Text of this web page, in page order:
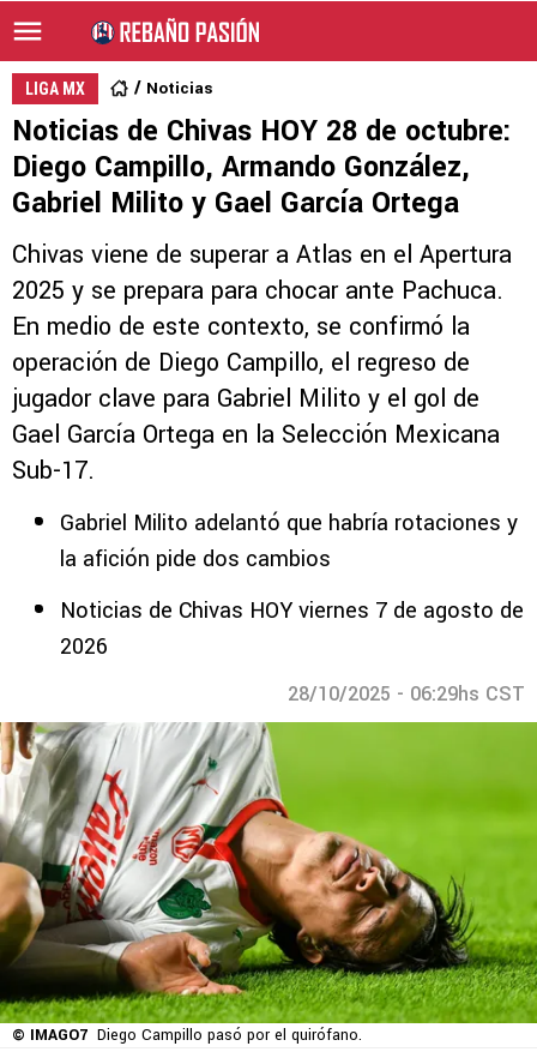
LIGA MX Noticias
Noticias de Chivas HOY 28 de octubre:
Diego Campillo, Armando González,
Gabriel Milito y Gael García Ortega
Chivas viene de superar a Atlas en el Apertura
2025 y se prepara para chocar ante Pachuca.
En medio de este contexto, se confirmó la
operación de Diego Campillo, el regreso de
jugador clave para Gabriel Milito y el gol de
Gael García Ortega en la Selección Mexicana
Sub-17.
Gabriel Milito adelantó que habría rotaciones y
la afición pide dos cambios
Noticias de Chivas HOY viernes 7 de agosto de
2026
28/10/2025 - 06:29hs CST
© IMAGO7 Diego Campillo pasó por el quirófano.